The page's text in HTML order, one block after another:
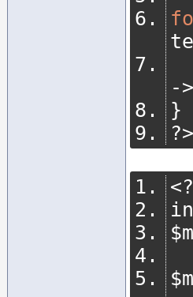
->
}
?>
<?